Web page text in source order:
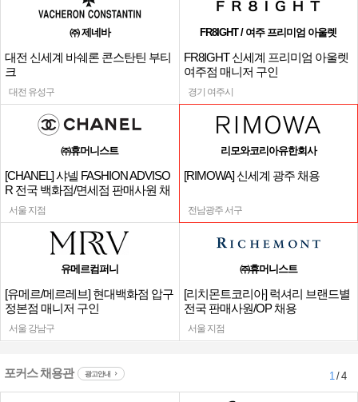
㈜ 제네바
대전 신세계 바쉐론 콘스탄틴 부티
크
대전 유성구
FR8IGHT / 여주 프리미엄 아울렛
FR8IGHT 신세계 프리미엄 아울렛
여주점 매니저 구인
경기 여주시
㈜휴머니스트
[CHANEL] 샤넬 FASHION ADVISO
R 전국 백화점/면세점 판매사원 채
용
서울 지점
리모와코리아유한회사
[RIMOWA] 신세계 광주 채용
전남광주 서구
유메르컴퍼니
[유메르/메르레브] 현대백화점 압구
정본점 매니저 구인
서울 강남구
㈜휴머니스트
[리치몬트코리아] 럭셔리 브랜드별
전국 판매사원/OP 채용
서울 지점
포커스 채용관 광고안내 1/ 4